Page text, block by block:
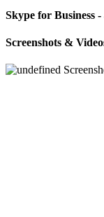
Skype for Business
Screenshots &